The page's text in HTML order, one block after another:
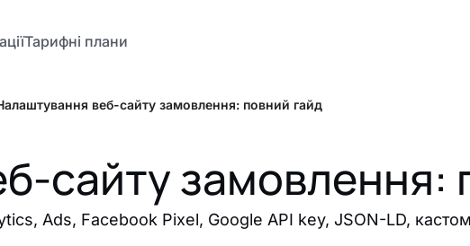
Тарифні плани
веб-сайту замовлення: повний гайд
сайту замовлення:
Ads, Facebook Pixel, Google API key, JSON-LD,